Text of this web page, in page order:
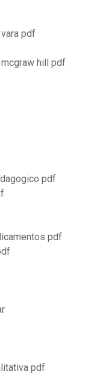
pdf
hill pdf
pdf
pdf
pdf